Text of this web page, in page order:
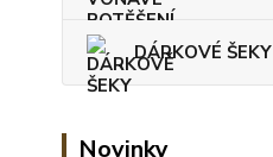
DÁRKOVÉ ŠEKY
Novinky